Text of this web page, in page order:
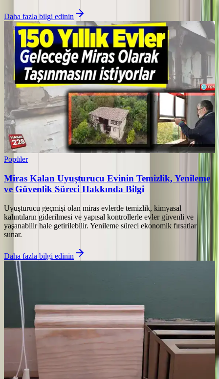
Daha fazla bilgi edinin
Popüler
Miras Kalan Uyuşturucu Evinin Temizlik, Yenileme
ve Güvenlik Süreci Hakkında Bilgi
Uyuşturucu geçmişi olan miras evlerde temizlik, kimyasal
kalıntıların giderilmesi ve yapısal kontrollerle evler güvenli ve
yaşanabilir hale getirilebilir. Yenileme süreci ekonomik fırsatlar
sunar.
Daha fazla bilgi edinin